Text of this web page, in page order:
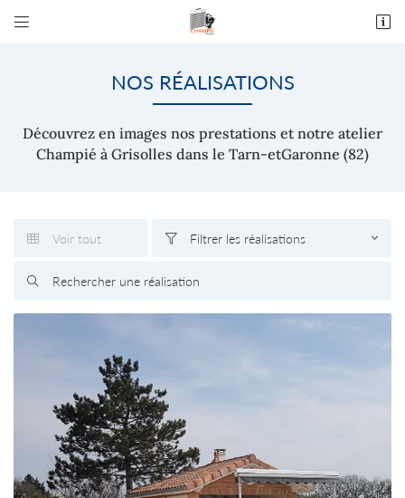
 
9 rue Serge Granié - ZA les Molles
05 63 64 19 80
 Adresse email de réception
En cochant cette case, vous consentez à recevoir nos propositions commerciales à
NOS RÉALISATIONS
Découvrez en images nos prestations et notre atelier
Champié à Grisolles dans le Tarn-etGaronne (82)
 Voir tout  Filtrer les réalisations
